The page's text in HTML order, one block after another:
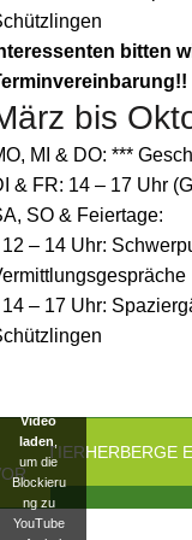
bitten
bis
MI & DO: ***
& FR: 14 – 17 Uhr
SO & Feiertage:
12 – 14 Uhr:
14 – 17 Uhr:
DIE TIERHERBERGE
Zum
Schutz
Ihrer
persönlic
hen
Daten ist
die
Verbindun
g zu
blockiert
Video
laden
um die
Blockieru
ng zu
YouTube